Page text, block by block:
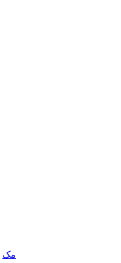
برنامه‌های Adobe مک